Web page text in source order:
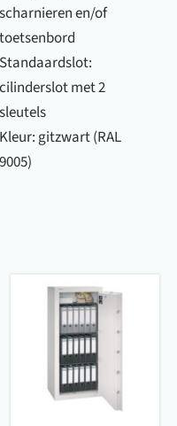
scharnieren en/of
toetsenbord
Standaardslot:
cilinderslot met 2
sleutels
Kleur: gitzwart (RAL
9005)